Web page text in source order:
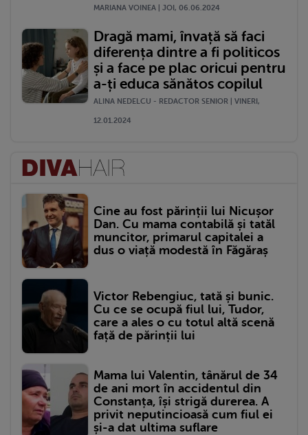
MARIANA VOINEA | JOI, 06.06.2024
Dragă mami, învață să faci
diferența dintre a fi politicos
și a face pe plac oricui pentru
a-ți educa sănătos copilul
ALINA NEDELCU - REDACTOR SENIOR | VINERI,
12.01.2024
Cine au fost părinții lui Nicușor
Dan. Cu mama contabilă și tatăl
muncitor, primarul capitalei a
dus o viață modestă în Făgăraș
Victor Rebengiuc, tată și bunic.
Cu ce se ocupă fiul lui, Tudor,
care a ales o cu totul altă scenă
față de părinții lui
Mama lui Valentin, tânărul de 34
de ani mort în accidentul din
Constanța, își strigă durerea. A
privit neputincioasă cum fiul ei
și-a dat ultima suflare